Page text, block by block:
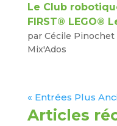
Le Club
FIRST® LEGO®
par Cécile Pinochet
Mix'Ados
« Entrées Plus
Articles